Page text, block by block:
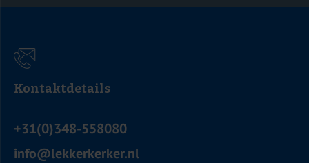
Kontaktdetails
+31(0)348-558080
info@lekkerkerker.nl